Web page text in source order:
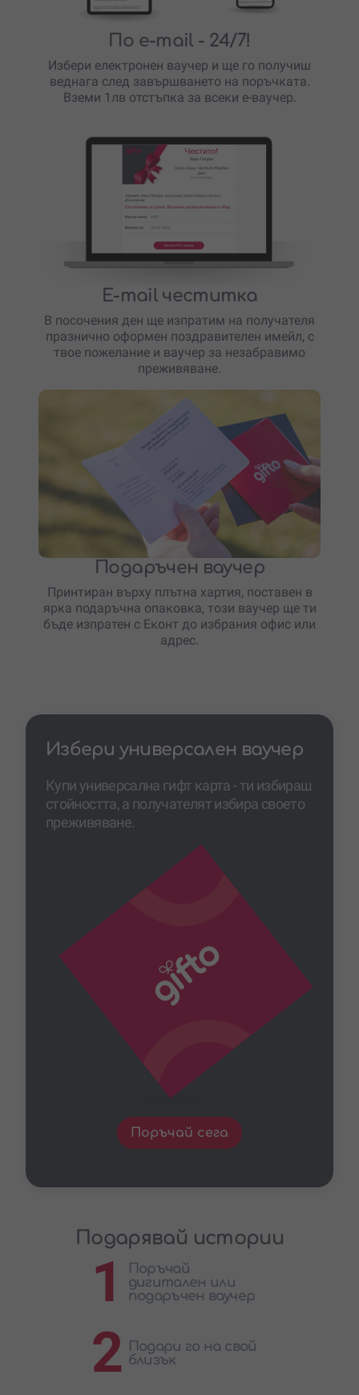
По e-mail - 24/7!
Избери електронен ваучер и ще го получиш
веднага след завършването на поръчката.
Вземи 1лв отстъпка за всеки е-ваучер.
E-mail честитка
В посочения ден ще изпратим на получателя
празнично оформен поздравителен имейл, с
твое пожелание и ваучер за незабравимо
преживяване.
Подаръчен ваучер
Принтиран върху плътна хартия, поставен в
ярка подаръчна опаковка, този ваучер ще ти
бъде изпратен с Еконт до избрания офис или
адрес.
Избери универсален ваучер
Купи универсална гифт карта - ти избираш
стойността, а получателят избира своето
преживяване.
Поръчай сега
Подарявай истории
1
Поръчай
дигитален или
подаръчен ваучер
2 Подари го на свой
близък